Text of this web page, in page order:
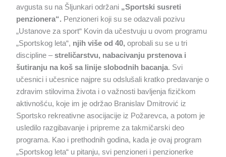
avgusta su na Šljunkari održani „Sportski susreti
penzionera“. Penzioneri koji su se odazvali pozivu
„Ustanove za sport“ Kovin da učestvuju u ovom programu
„Sportskog leta“, njih više od 40,oprobali su se u tri
discipline –streličarstvu, nabacivanju prstenova i
šutiranju na koš sa linije slobodnih bacanja. Svi
učesnici i učesnice najpre su odslušali kratko predavanje o
zdravim stilovima života i o važnosti bavljenja fizičkom
aktivnošću, koje im je održao Branislav Dmitrović iz
Sportsko rekreativne asocijacije iz Požarevca, a potom je
usledilo razgibavanje i pripreme za takmičarski deo
programa. Kao i prethodnih godina, kada je ovaj program
„Sportskog leta“ u pitanju, svi penzioneri i penzionerke